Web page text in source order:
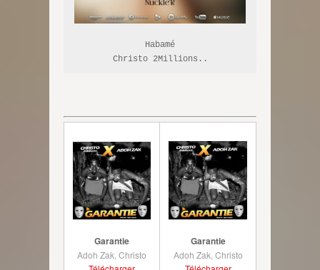
Habamé
Christo 2Millions..
Garantie
Adoh Zak, Christo
Garantie
Adoh Zak, Christo